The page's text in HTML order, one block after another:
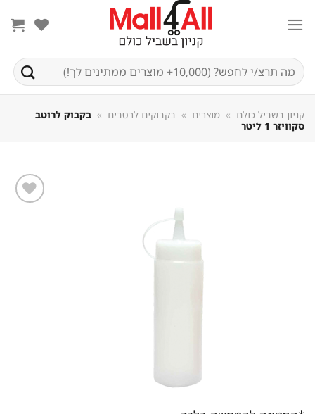
חיפוש
עבור:
קניון בשביל כולם » מוצרים » בקבוקים לרטבים » בקבוק לרוטב
סקוויזר 1 ליטר